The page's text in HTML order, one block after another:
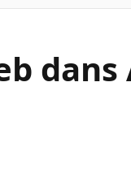
dans